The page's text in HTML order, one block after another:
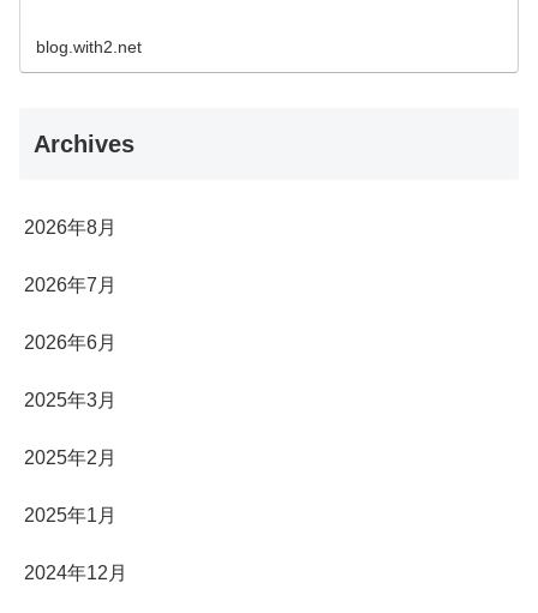
blog.with2.net
Archives
2026年8月
2026年7月
2026年6月
2025年3月
2025年2月
2025年1月
2024年12月